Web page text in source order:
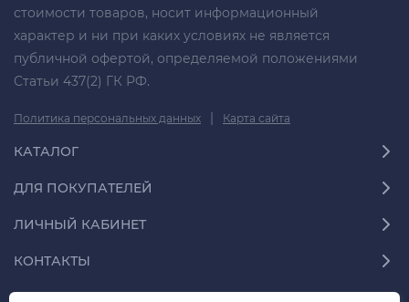
стоимости товаров, носит информационный
характер и ни при каких условиях не является
публичной офертой, определяемой положениями
Статьи 437(2) ГК РФ.
Политика персональных данных Карта сайта
КАТАЛОГ
ДЛЯ ПОКУПАТЕЛЕЙ
ЛИЧНЫЙ КАБИНЕТ
КОНТАКТЫ